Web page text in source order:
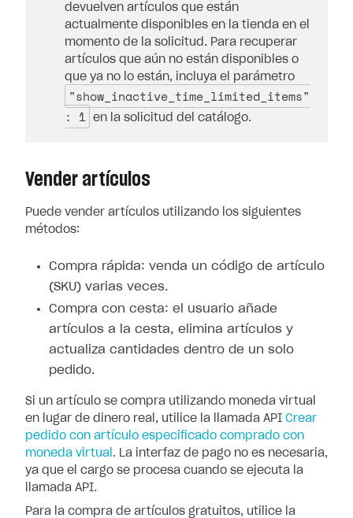
devuelven artículos que están
actualmente disponibles en la tienda en el
momento de la solicitud. Para recuperar
artículos que aún no están disponibles o
que ya no lo están, incluya el parámetro
"show_inactive_time_limited_items"
: 1
en la solicitud del catálogo.
Vender artículos
Puede vender artículos utilizando los siguientes
métodos:
Compra rápida: venda un código de artículo
(SKU) varias veces.
Compra con cesta: el usuario añade
artículos a la cesta, elimina artículos y
actualiza cantidades dentro de un solo
pedido.
Si un artículo se compra utilizando moneda virtual
en lugar de dinero real, utilice la llamada API Crear
pedido con artículo especificado comprado con
moneda virtual . La interfaz de pago no es necesaria,
ya que el cargo se procesa cuando se ejecuta la
llamada API.
Para la compra de artículos gratuitos, utilice la